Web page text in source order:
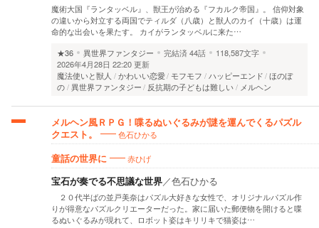
魔術大国『ランタッベル』、獣王が治める『フカルク帝国』。 信仰対象
の違いから対立する両国でティルダ（八歳）と獣人のカイ（十歳）は運
命的な出会いを果たす。 カイがランタッベルに来た…
★36
異世界ファンタジー 完結済44話
118,587文字
2026年4月28日 22:20 更新
魔法使いと獣人
かわいい恋愛 モフモフ ハッピーエンド ほのぼ
の 異世界ファンタジー 反抗期の子どもは難しい メルヘン
メルヘン風ＲＰＧ！喋るぬいぐるみが謎を運んでくるパズル
クエスト。
色石ひかる
童話の世界に 赤ひげ
宝石が奏でる不思議な世界／色石ひかる
２０代半ばの並戸美奈はパズル大好きな女性で、オリジナルパズル作
りが得意なパズルクリエーターだった。家に届いた郵便物を開けると喋
るぬいぐるみが現れて、ロボット姿はキリリキで猫姿は…